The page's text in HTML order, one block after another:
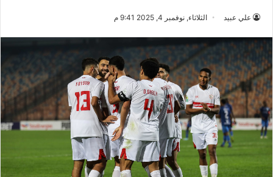
علي عبيد الثلاثاء, نوفمبر 4, 2025 9:41 م